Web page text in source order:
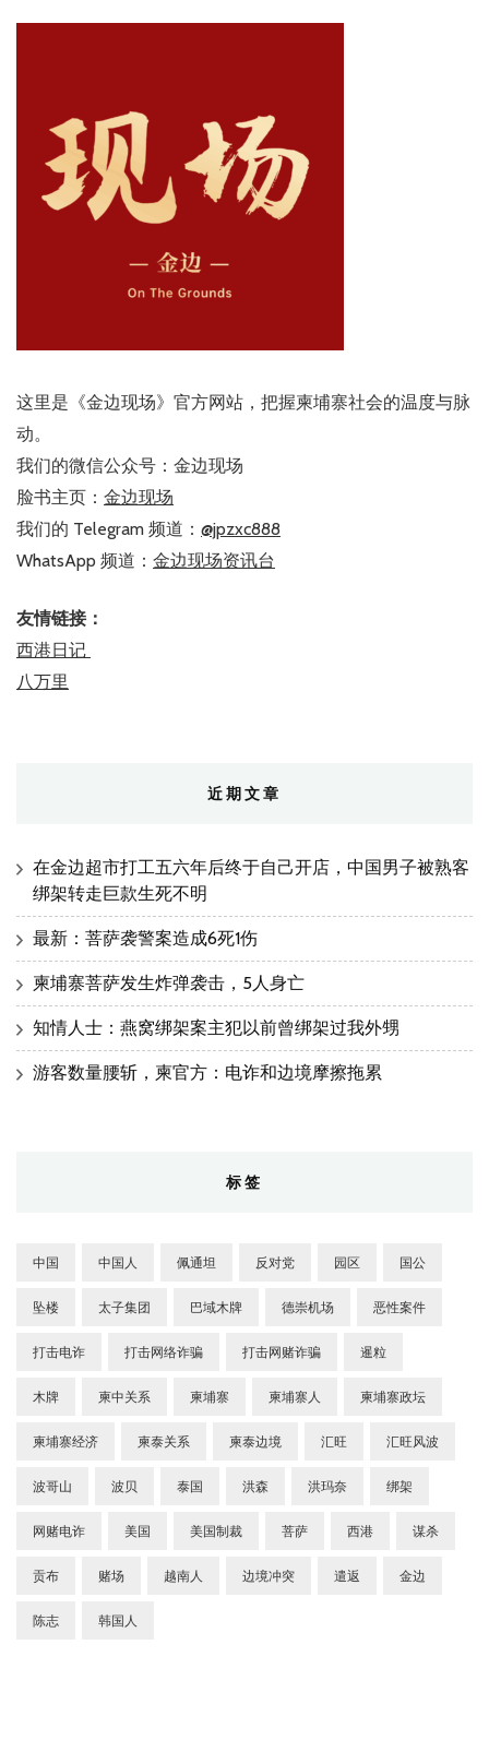
这里是《金边现场》官方网站，把握柬埔寨社会的温度与脉
动。
我们的微信公众号：金边现场
脸书主页： 金边现场
我们的 Telegram 频道： @jpzxc888
WhatsApp 频道： 金边现场资讯台
友情链接：
西港日记
八万里
近期文章
在金边超市打工五六年后终于自己开店，中国男子被熟客
绑架转走巨款生死不明
最新：菩萨袭警案造成6死1伤
柬埔寨菩萨发生炸弹袭击，5人身亡
知情人士：燕窝绑架案主犯以前曾绑架过我外甥
游客数量腰斩，柬官方：电诈和边境摩擦拖累
标签
中国 中国人 佩通坦 反对党 园区 国公
坠楼 太子集团 巴域木牌 德崇机场 恶性案件
打击电诈 打击网络诈骗 打击网赌诈骗 暹粒
木牌 柬中关系 柬埔寨 柬埔寨人 柬埔寨政坛
柬埔寨经济 柬泰关系 柬泰边境 汇旺 汇旺风波
波哥山 波贝 泰国 洪森 洪玛奈 绑架
网赌电诈 美国 美国制裁 菩萨 西港 谋杀
贡布 赌场 越南人 边境冲突 遣返 金边
陈志 韩国人